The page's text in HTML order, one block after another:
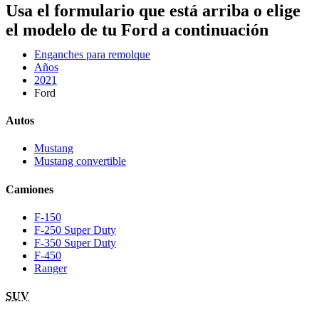
Usa el formulario que está arriba o elige
el modelo de tu Ford a continuación
Enganches para remolque
Años
2021
Ford
Autos
Mustang
Mustang convertible
Camiones
F-150
F-250 Super Duty
F-350 Super Duty
F-450
Ranger
SUV